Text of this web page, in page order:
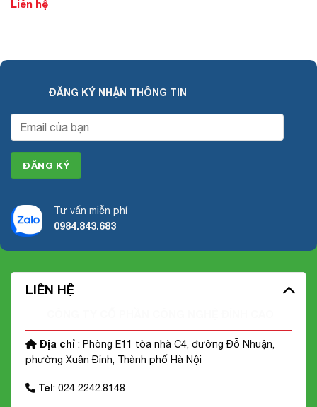
Liên hệ
ĐĂNG KÝ NHẬN THÔNG TIN
Tư vấn miễn phí
0984.843.683
LIÊN HỆ
Địa chỉ : Phòng E11 tòa nhà C4, đường Đỗ Nhuận,
phường Xuân Đỉnh, Thành phố Hà Nội
Tel: 024 2242.8148